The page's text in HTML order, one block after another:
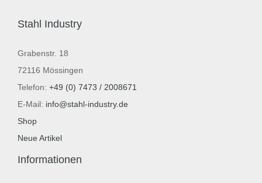
Stahl Industry
Grabenstr. 18
72116 Mössingen
Telefon: +49 (0) 7473 / 2008671
E-Mail: info@stahl-industry.de
Shop
Neue Artikel
Informationen